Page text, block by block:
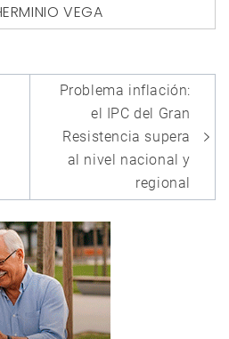
VEGA
Problema inflación:
el IPC del Gran
Resistencia supera
al nivel nacional y
regional